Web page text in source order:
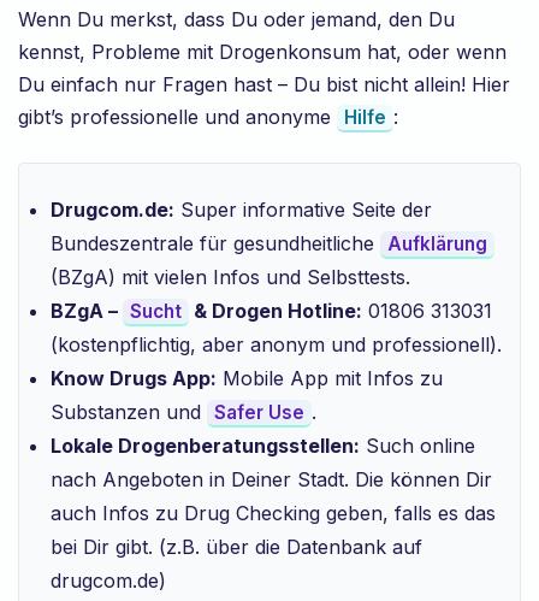
Wenn Du merkst, dass Du oder jemand, den Du
kennst, Probleme mit Drogenkonsum hat, oder wenn
Du einfach nur Fragen hast – Du bist nicht allein! Hier
gibt’s professionelle und anonyme
Hilfe :
Drugcom.de: Super informative Seite der
Bundeszentrale für gesundheitliche
Aufklärung
(BZgA) mit vielen Infos und Selbsttests.
BZgA – Sucht & Drogen Hotline: 01806 313031
(kostenpflichtig, aber anonym und professionell).
Know Drugs App: Mobile App mit Infos zu
Substanzen und Safer Use .
Lokale Drogenberatungsstellen: Such online
nach Angeboten in Deiner Stadt. Die können Dir
auch Infos zu Drug Checking geben, falls es das
bei Dir gibt. (z.B. über die Datenbank auf
drugcom.de)